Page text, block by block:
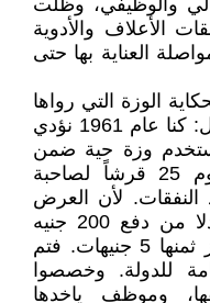
والوظيفي، وظلت
الأعلاف والأدوية
العناية بها حتى
الوزة التي رواها
الفنان المصري (حمدي احمد). يقول: كنا عام 1961 نؤدي
وزة حية ضمن
أحداث المسرحية، وندفع كل يوم 25 قرشاً لصاحبة
النفقات. لأن العرض
ممكن يستمر سنة أو سنتين. فبدلا من دفع 200 جنيه
إيجار، نشتري الوزة التي لا يتجاوز ثمنها 5 جنيهات. فتم
للدولة. وخصصوا
وموظف ياخدها